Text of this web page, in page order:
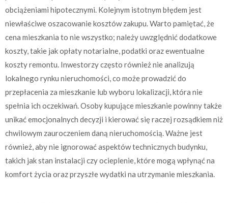
obciążeniami hipotecznymi. Kolejnym istotnym błędem jest
niewłaściwe oszacowanie kosztów zakupu. Warto pamiętać, że
cena mieszkania to nie wszystko; należy uwzględnić dodatkowe
koszty, takie jak opłaty notarialne, podatki oraz ewentualne
koszty remontu. Inwestorzy często również nie analizują
lokalnego rynku nieruchomości, co może prowadzić do
przepłacenia za mieszkanie lub wyboru lokalizacji, która nie
spełnia ich oczekiwań. Osoby kupujące mieszkanie powinny także
unikać emocjonalnych decyzji i kierować się raczej rozsądkiem niż
chwilowym zauroczeniem daną nieruchomością. Ważne jest
również, aby nie ignorować aspektów technicznych budynku,
takich jak stan instalacji czy ocieplenie, które mogą wpłynąć na
komfort życia oraz przyszłe wydatki na utrzymanie mieszkania.